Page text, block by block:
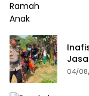
04/